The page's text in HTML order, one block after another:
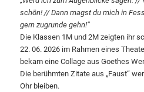
schön! // Dann magst du mich in
gern zugrunde gehn!“
Die Klassen 1M und 2M zeigten ihr
22. 06. 2026 im Rahmen eines
bekam eine Collage aus Goethes
Die berühmten Zitate aus „Faust“
Ohr bleiben.